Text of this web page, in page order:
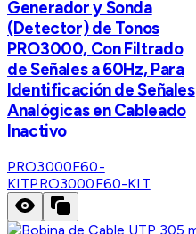
Generador y Sonda
(Detector) de Tonos
PRO3000, Con Filtrado
de Señales a 60Hz, Para
Identificación de Señales
Analógicas en Cableado
Inactivo
PRO3000F60-
KITPRO3000F60-KIT